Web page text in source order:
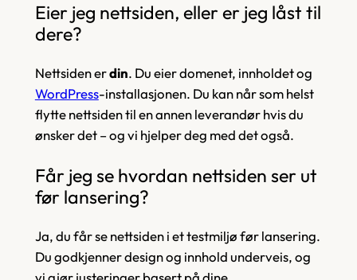
Eier jeg nettsiden, eller er jeg låst til
dere?
Nettsiden erdin. Du eier domenet, innholdet og
WordPress-installasjonen. Du kan når som helst
flytte nettsiden til en annen leverandør hvis du
ønsker det – og vi hjelper deg med det også.
Får jeg se hvordan nettsiden ser ut
før lansering?
Ja, du får se nettsiden i et testmiljø før lansering.
Du godkjenner design og innhold underveis, og